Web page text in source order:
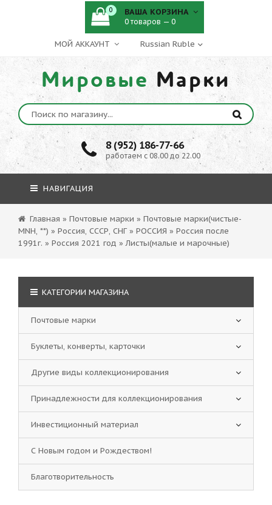
МОЙ АККАУНТ
Мировые Марки
8 (952) 186-77-66
работаем с 08.00 до 22.00
0 ВАША КОРЗИНА
0 товаров — 0
НАВИГАЦИЯ
Главная » Почтовые марки » Почтовые марки(чистые-
MNH, **) » Россия, СССР, СНГ » РОССИЯ » Россия после
1991г. » Россия 2021 год » Листы(малые и марочные)
КАТЕГОРИИ МАГАЗИНА
Почтовые марки
Буклеты, конверты, карточки
Другие виды коллекционирования
Принадлежности для коллекционирования
Инвестиционный материал
С Новым годом и Рождеством!
Благотворительность